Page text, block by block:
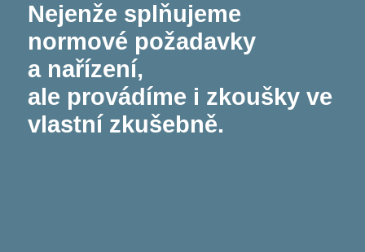
Nejenže splňujeme
normové požadavky
a nařízení,
ale provádíme i zkoušky ve
vlastní zkušebně.